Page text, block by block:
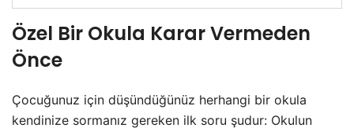
Özel Bir Okula Karar Vermeden
Önce
Çocuğunuz için düşündüğünüz herhangi bir okula
kendinize sormanız gereken ilk soru şudur: Okulun